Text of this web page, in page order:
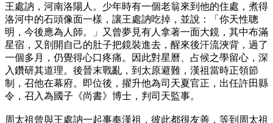
王處訥，河南洛陽人。少年時有一個老翁來到他的住處，煮得
洛河中的石頭像面一樣，讓王處訥吃掉，並說：「你天性聰
明，今後應為人師。」又曾夢見有人拿著一面大鏡，其中布滿
星宿，又剖開自己的肚子把鏡裝進去，醒來後汗流浹背，過了
一個多月，仍覺得心口疼痛。因此對星曆、占候之學留心，深
入鑽研其道理。後晉末戰亂，到太原避難，漢祖當時正領節
制，召他在幕府。即位後，擢升他為司天夏官正，出任許田縣
令，召入為國子《尚書》博士，判司天監事。
周太祖曾與王處訥一起事奉漢祖，彼此都很友善，等到周太祖